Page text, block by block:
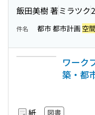
飯田美樹 著ミラツク
件名 都市 都市計画 空
ワーク
築・都
紙 図書